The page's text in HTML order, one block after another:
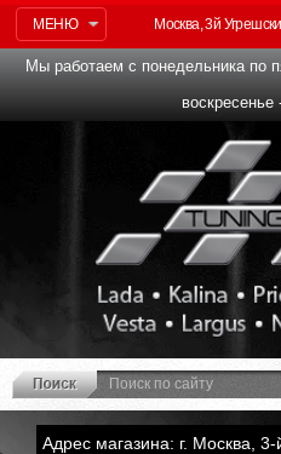
МЕНЮ Москва, 3й
Мы работаем с понедельника по
Адрес магазина: г. Москва, 3-